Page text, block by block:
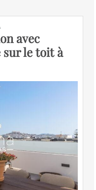
avec
le toit à